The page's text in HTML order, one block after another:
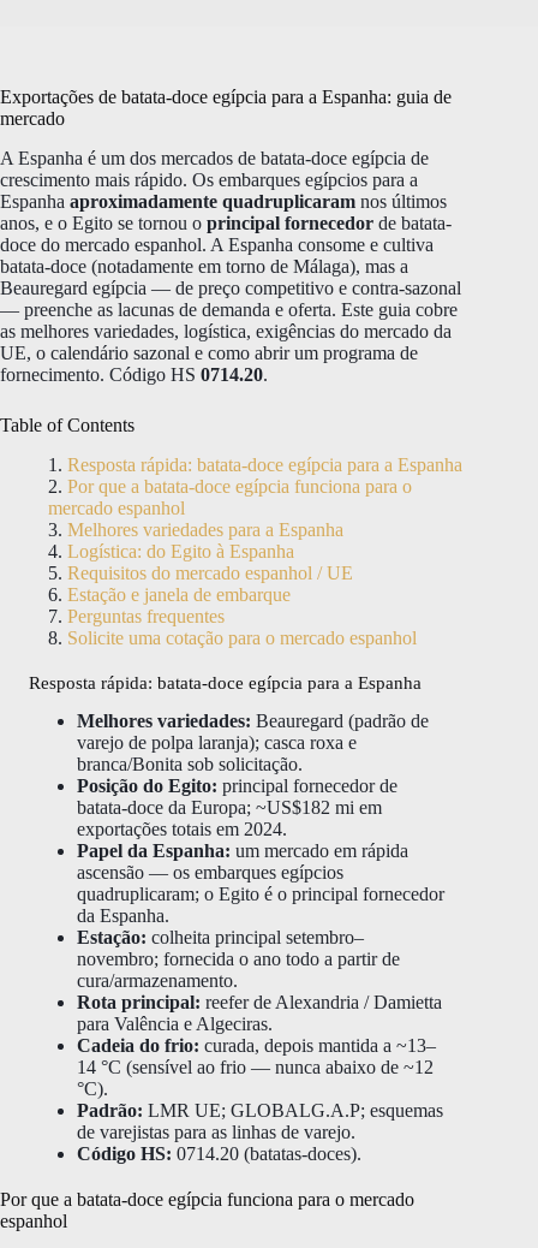
Exportações de batata-doce egípcia para a Espanha: guia de
mercado
A Espanha é um dos mercados de batata-doce egípcia de
crescimento mais rápido. Os embarques egípcios para a
Espanha aproximadamente quadruplicaram nos últimos
anos, e o Egito se tornou o principal fornecedor de batata-
doce do mercado espanhol. A Espanha consome e cultiva
batata-doce (notadamente em torno de Málaga), mas a
Beauregard egípcia — de preço competitivo e contra-sazonal
— preenche as lacunas de demanda e oferta. Este guia cobre
as melhores variedades, logística, exigências do mercado da
UE, o calendário sazonal e como abrir um programa de
fornecimento. Código HS 0714.20.
Table of Contents
Resposta rápida: batata-doce egípcia para a Espanha
Por que a batata-doce egípcia funciona para o
mercado espanhol
Melhores variedades para a Espanha
Logística: do Egito à Espanha
Requisitos do mercado espanhol / UE
Estação e janela de embarque
Perguntas frequentes
Solicite uma cotação para o mercado espanhol
Resposta rápida: batata-doce egípcia para a Espanha
Melhores variedades: Beauregard (padrão de
varejo de polpa laranja); casca roxa e
branca/Bonita sob solicitação.
Posição do Egito: principal fornecedor de
batata-doce da Europa; ~US$182 mi em
exportações totais em 2024.
Papel da Espanha: um mercado em rápida
ascensão — os embarques egípcios
quadruplicaram; o Egito é o principal fornecedor
da Espanha.
Estação: colheita principal setembro–
novembro; fornecida o ano todo a partir de
cura/armazenamento.
Rota principal: reefer de Alexandria / Damietta
para Valência e Algeciras.
Cadeia do frio: curada, depois mantida a ~13–
14 °C (sensível ao frio — nunca abaixo de ~12
°C).
Padrão: LMR UE; GLOBALG.A.P; esquemas
de varejistas para as linhas de varejo.
Código HS: 0714.20 (batatas-doces).
Por que a batata-doce egípcia funciona para o mercado
espanhol